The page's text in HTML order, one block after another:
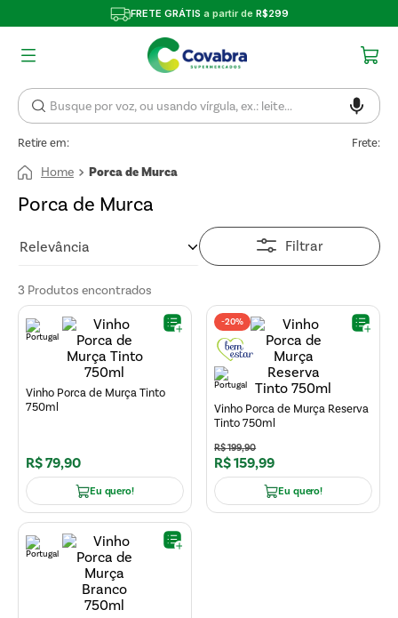
FRETE GRÁTIS a partir de R$299
Retire em: Frete:
Porca de Murca
Porca de Murca
Relevância Filtrar
3 Produtos
Vinho Porca de Murça Tinto
750ml
R$79,90
Eu quero!
-20%
Vinho Porca de Murça Reserva
Tinto 750ml
R$199,90
R$159,99
Eu quero!